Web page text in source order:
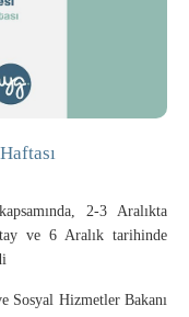
2-3 Aralıkta
ve 6 Aralık tarihinde
Sosyal Hizmetler Bakanı